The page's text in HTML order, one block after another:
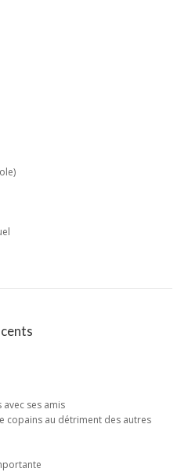
ses amis
copains au détriment des autres